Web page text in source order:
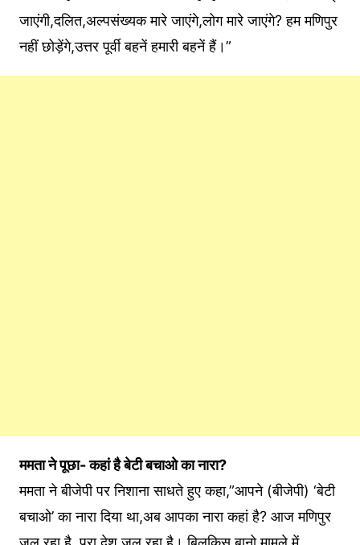
जाएंगी,दलित,अल्पसंख्यक मारे जाएंगे,लोग मारे जाएंगे? हम मणिपुर
नहीं छोड़ेंगे,उत्तर पूर्वी बहनें हमारी बहनें हैं।”
ममता ने पूछा- कहां है बेटी बचाओ का नारा?
ममता ने बीजेपी पर निशाना साधते हुए कहा,”आपने (बीजेपी) ‘बेटी
बचाओ’ का नारा दिया था,अब आपका नारा कहां है? आज मणिपुर